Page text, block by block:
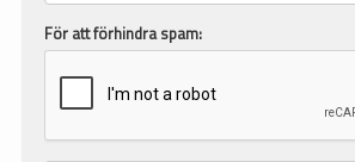
För att förhindra spam: